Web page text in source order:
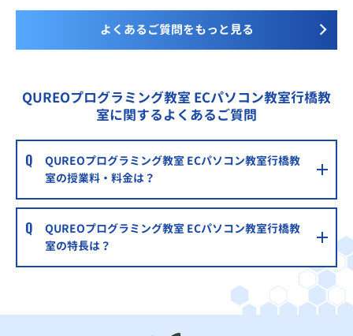
よくあるご質問をもっと見る
QUREOプログラミング教室 ECパソコン教室行橋教
室に関するよくあるご質問
QUREOプログラミング教室 ECパソコン教室行橋教
室の授業料・料金は？
QUREOプログラミング教室 ECパソコン教室行橋教
室の特長は？